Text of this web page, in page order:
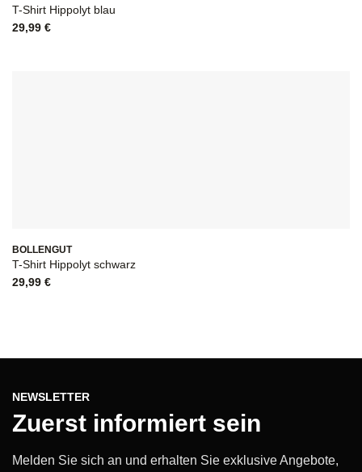
T-Shirt Hippolyt blau
29,99 €
BOLLENGUT
T-Shirt Hippolyt schwarz
29,99 €
NEWSLETTER
Zuerst informiert sein
Melden Sie sich an und erhalten Sie exklusive Angebote,